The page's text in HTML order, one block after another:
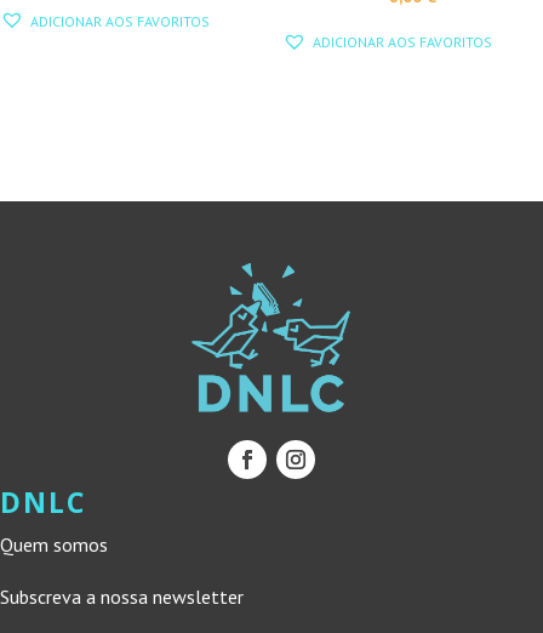
ADICIONAR AOS FAVORITOS
ADICIONAR AOS FAVORITOS
DNLC
Quem somos
Subscreva a nossa newsletter